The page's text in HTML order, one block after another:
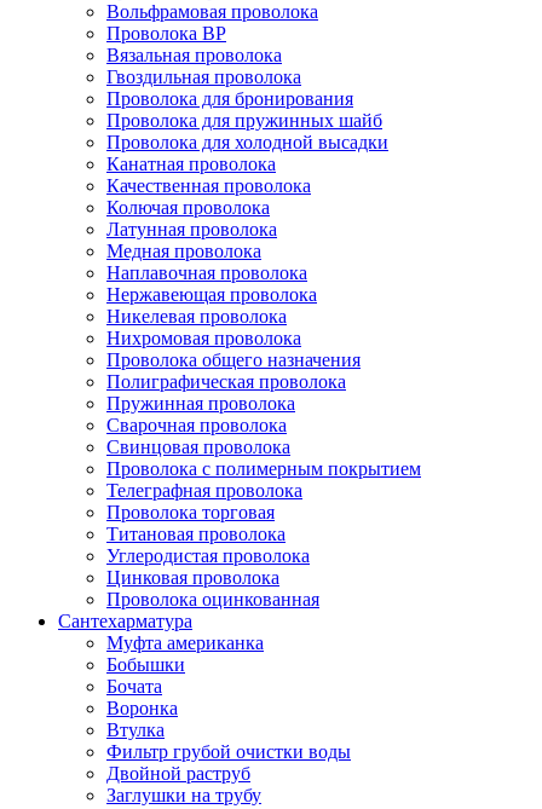
Вольфрамовая проволока
Проволока ВР
Вязальная проволока
Гвоздильная проволока
Проволока для бронирования
Проволока для пружинных шайб
Проволока для холодной высадки
Канатная проволока
Качественная проволока
Колючая проволока
Латунная проволока
Медная проволока
Наплавочная проволока
Нержавеющая проволока
Никелевая проволока
Нихромовая проволока
Проволока общего назначения
Полиграфическая проволока
Пружинная проволока
Сварочная проволока
Свинцовая проволока
Проволока с полимерным покрытием
Телеграфная проволока
Проволока торговая
Титановая проволока
Углеродистая проволока
Цинковая проволока
Проволока оцинкованная
Сантехарматура
Муфта американка
Бобышки
Бочата
Воронка
Втулка
Фильтр грубой очистки воды
Двойной раструб
Заглушки на трубу